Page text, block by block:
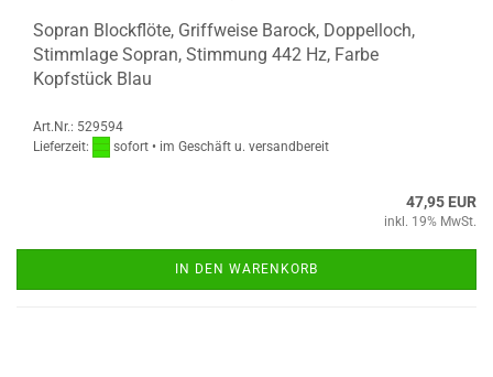
Sopran Blockflöte, Griffweise Barock, Doppelloch,
Stimmlage Sopran, Stimmung 442 Hz, Farbe
Kopfstück Blau
Art.Nr.: 529594
Lieferzeit:
sofort • im Geschäft u. versandbereit
47,95 EUR
inkl. 19% MwSt.
IN DEN WARENKORB